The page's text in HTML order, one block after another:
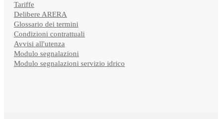
Tariffe
Delibere ARERA
Glossario dei termini
Condizioni contrattuali
Avvisi all'utenza
Modulo segnalazioni
Modulo segnalazioni servizio idrico